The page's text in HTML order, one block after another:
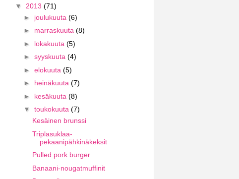
▼ 2013 (71)
► joulukuuta (6)
► marraskuuta (8)
► lokakuuta (5)
► syyskuuta (4)
► elokuuta (5)
► heinäkuuta (7)
► kesäkuuta (8)
▼ toukokuuta (7)
Kesäinen brunssi
Triplasuklaa-
pekaanipähkinäkeksit
Pulled pork burger
Banaani-nougatmuffinit